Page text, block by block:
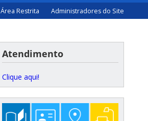
Área Restrita Administradores do Site
Atendimento
Clique aqui!